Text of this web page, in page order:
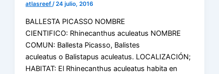
atlasreef/24 julio, 2016
BALLESTA PICASSO NOMBRE
CIENTIFICO: Rhinecanthus aculeatus NOMBRE
COMUN: Ballesta Picasso, Balistes
aculeatus o Balistapus aculeatus. LOCALIZACIÓN;
HABITAT: El Rhinecanthus aculeatus habita en